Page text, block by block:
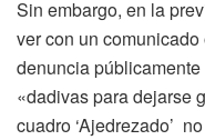
Sin embargo, en la
ver con un
denuncia
«dadivas para dejarse
cuadro ‘Ajedrezado’